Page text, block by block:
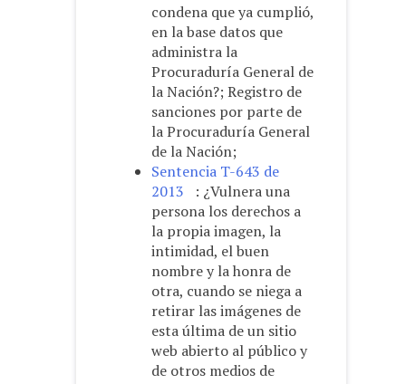
condena que ya cumplió,
en la base datos que
administra la
Procuraduría General de
la Nación?; Registro de
sanciones por parte de
la Procuraduría General
de la Nación;
Sentencia T-643 de
2013 : ¿Vulnera una
persona los derechos a
la propia imagen, la
intimidad, el buen
nombre y la honra de
otra, cuando se niega a
retirar las imágenes de
esta última de un sitio
web abierto al público y
de otros medios de